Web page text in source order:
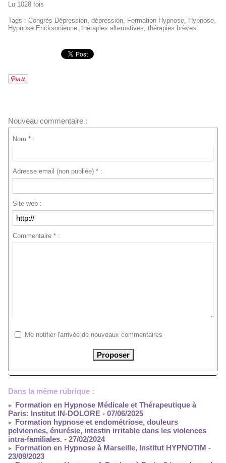
Lu 1028 fois
Tags : Congrès Dépression, dépression, Formation Hypnose, Hypnose,
Hypnose Ericksonienne, thérapies alternatives, thérapies brèves
Nouveau commentaire :
Nom * :
Adresse email (non publiée) * :
Site web :
Commentaire * :
Me notifier l'arrivée de nouveaux commentaires
Dans la même rubrique :
Formation en Hypnose Médicale et Thérapeutique à
Paris: Institut IN-DOLORE - 07/06/2025
Formation hypnose et endométriose, douleurs
pelviennes, énurésie, intestin irritable dans les violences
intra-familiales. - 27/02/2024
Formation en Hypnose à Marseille, Institut HYPNOTIM -
23/09/2023